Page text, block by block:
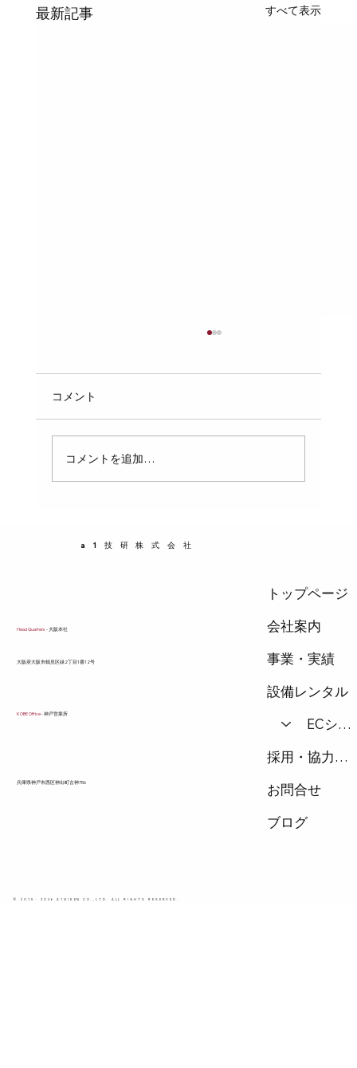
最新記事 すべて表示
給水・排水工事は、私たちの生活に欠かせない
インフラの一部です。日本では、これらの工事
を行う業者に対して「指定給水・排水工事業者
証」という資格証明が求められています。この
しく解説します。 指定給水・排水工事業者証と
コメント
コメントを追加…
a1技研株式会社
Head Quarters- 大阪本社
​大阪府大阪市鶴見区緑2丁目1番12号
KOBE Office- 神戸営業所
兵庫県神戸市西区神出町古神756
© 2015 - 2026 A1GIKEN CO.,LTD. ALL RIGHTS RESERVED.
トップページ
会社案内
事業・実績
設備レンタル
ECショップ
採用・協力会社
お問合せ
ブログ